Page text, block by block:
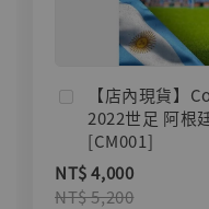
【店內現貨】
2022世足 阿根
[CM001]
NT$ 4,000
NT$ 5,200